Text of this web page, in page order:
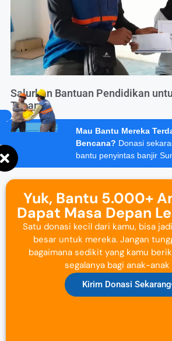
Salurkan Bantuan Pendidikan
Tuban
Mau Bantu Mereka
Bencana? Donasi
bantu penyintas banjir
Yuk, Bantu 5.000+
Dapat Masa Depan
Satu donasi kecil dari kamu, bisa
besar untuk mereka. Jangan
bagaimana sedikit yang kamu
segalanya bagi anak-
Kirim Donasi Sekarang